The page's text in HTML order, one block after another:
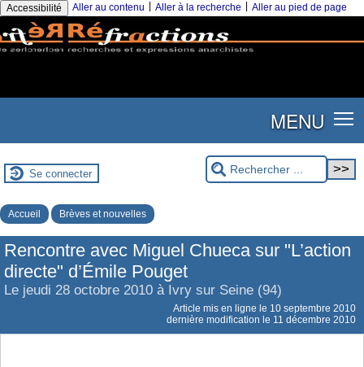
Accessibilité Aller au contenu Aller à la recherche Aller au pied de page
MENU
Se connecter
Accueil Brèves et nouvelles
Rencontre avec Miguel Chueca sur "L’action
directe" d’Émile Pouget
Le jeudi 28 octobre 2010 à Ivry sur Seine (94)
Article mis en ligne le 10 septembre 2010
dernière modification le 11 décembre 2010